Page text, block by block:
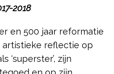
2018
en 500 jaar reformatie
artistieke reflectie op
‘superster’, zijn